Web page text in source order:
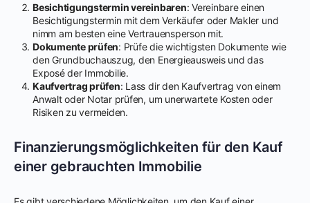
Besichtigungstermin vereinbaren: Vereinbare einen
Besichtigungstermin mit dem Verkäufer oder Makler und
nimm am besten eine Vertrauensperson mit.
Dokumente prüfen: Prüfe die wichtigsten Dokumente wie
den Grundbuchauszug, den Energieausweis und das
Exposé der Immobilie.
Kaufvertrag prüfen: Lass dir den Kaufvertrag von einem
Anwalt oder Notar prüfen, um unerwartete Kosten oder
Risiken zu vermeiden.
Finanzierungsmöglichkeiten für den Kauf
einer gebrauchten Immobilie